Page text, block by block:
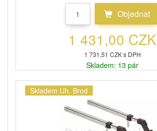
Objednat
1 431,00 CZK
1 731,51 CZK s DPH
Skladem: 13 pár
Skladem Uh. Brod